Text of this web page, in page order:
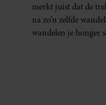
merkt juist dat de
na zo’n zelfde
wandelen je honger